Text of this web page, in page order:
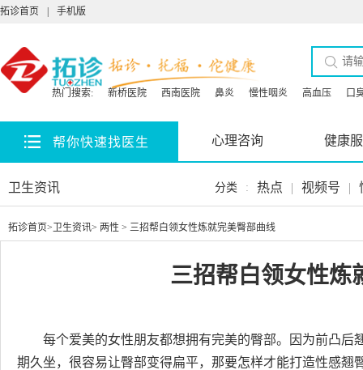
拓诊首页 手机版
热门搜索: 新桥医院 西南医院 鼻炎 慢性咽炎 高血压 口
帮你快速找医生 心理咨询 健康
卫生资讯 分类 : 热点 | 视频号 |
拓诊首页> 卫生资讯> 两性 > 三招帮白领女性炼就完美臀部曲线
三招帮白领女性炼
每个爱美的女性朋友都想拥有完美的臀部。因为前凸
期久坐，很容易让臀部变得扁平，那要怎样才能打造性感翘